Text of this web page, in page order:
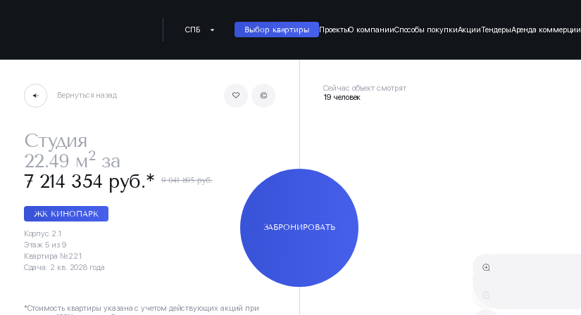
СПБ Выбор квартиры ПроектыО компанииСпособы покупкиАкцииТендерыАренда коммерции
Вернуться назад
Студия
22.49 м2за
7 214 354 руб.∗ 9 041 895 руб.
ЖК КИНОПАРК
Корпус 2.1
Этаж 5 из 9
Квартира №221
Сдача: 2 кв. 2028 года
*Стоимость квартиры указана с учетом действующих акций при
ЗАБРОНИРОВАТЬ
Сейчас объект смотрят
19 человек